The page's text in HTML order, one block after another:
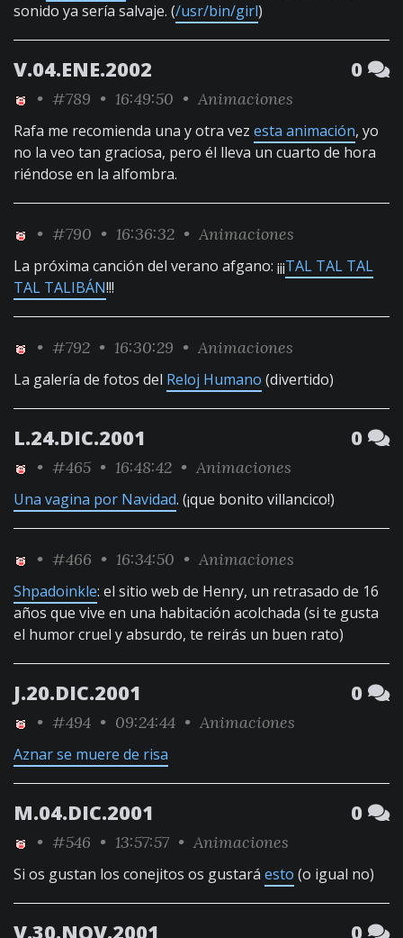
sonido ya sería salvaje. (/usr/bin/girl)
V.04.ENE.2002 0
• #789 • 16:49:50 • Animaciones
Rafa me recomienda una y otra vez esta animación, yo
no la veo tan graciosa, pero él lleva un cuarto de hora
riéndose en la alfombra.
• #790 • 16:36:32 • Animaciones
La próxima canción del verano afgano: ¡¡¡TAL TAL TAL
TAL TALIBÁN!!!
• #792 • 16:30:29 • Animaciones
La galería de fotos del Reloj Humano (divertido)
L.24.DIC.2001 0
• #465 • 16:48:42 • Animaciones
Una vagina por Navidad. (¡que bonito villancico!)
• #466 • 16:34:50 • Animaciones
Shpadoinkle: el sitio web de Henry, un retrasado de 16
años que vive en una habitación acolchada (si te gusta
el humor cruel y absurdo, te reirás un buen rato)
J.20.DIC.2001 0
• #494 • 09:24:44 • Animaciones
Aznar se muere de risa
M.04.DIC.2001 0
• #546 • 13:57:57 • Animaciones
Si os gustan los conejitos os gustará esto (o igual no)
V.30.NOV.2001 0